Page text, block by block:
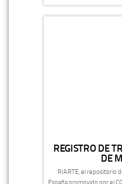
REGISTRO DE
DE
RIARTE, el repositorio
España promovido por el